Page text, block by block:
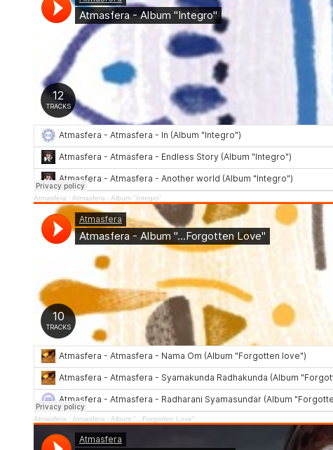
Atmasfera · Atmasfera - Album "Integro"
Atmasfera · Atmasfera - Album "...Forgotten Love"